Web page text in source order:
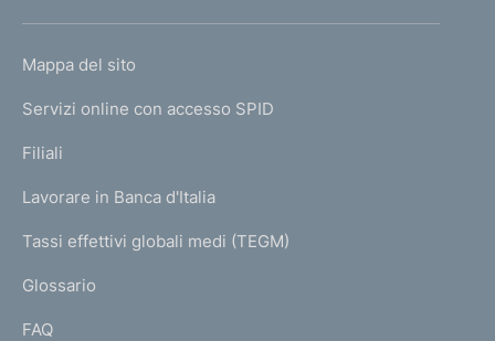
m
e
a
g
L
N
K
T
I
I
Mappa del sito
Servizi online con accesso SPID
Filiali
Lavorare in Banca d'Italia
Tassi effettivi globali medi (TEGM)
Glossario
FAQ